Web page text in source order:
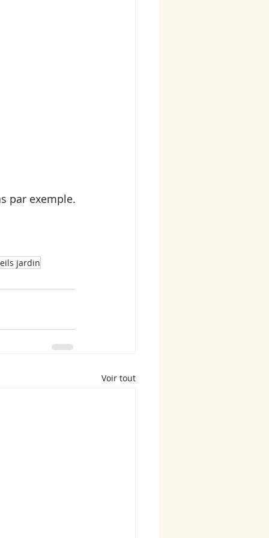
par exemple.
jardin
Voir tout